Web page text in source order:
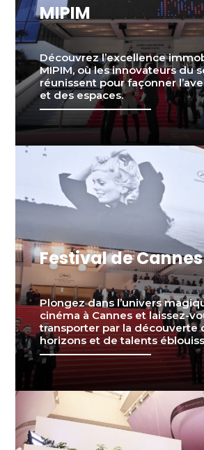
MIPIM
Découvrez l’excellence
MIPIM, où les innovateurs du
réunissent pour façonner
et des espaces.
Festival de Cannes
Plongez dans l’univers
cinéma à Cannes et laissez-
transporter par la découverte
horizons et de talents